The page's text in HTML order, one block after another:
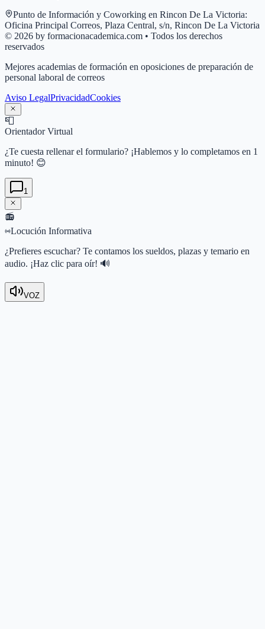
Punto de Información y Coworking en Rincon De La Victoria:
Oficina Principal Correos, Plaza Central, s/n, Rincon De La Victoria
© 2026 by formacionacademica.com • Todos los derechos
reservados
Mejores academias de formación en oposiciones de preparación de
personal laboral de correos
Aviso LegalPrivacidadCookies
📮
Orientador Virtual
¿Te cuesta rellenar el formulario? ¡Hablemos y lo completamos en 1
minuto! 😊
1
📻
Locución Informativa
¿Prefieres escuchar? Te contamos los sueldos, plazas y temario en
audio. ¡Haz clic para oír! 🔊
VOZ